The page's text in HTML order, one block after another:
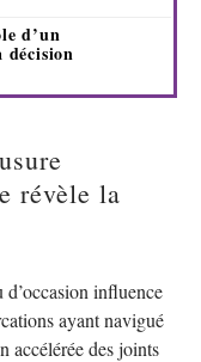
d’un
décision
révèle la
d’occasion influence
ayant navigué
accélérée des joints